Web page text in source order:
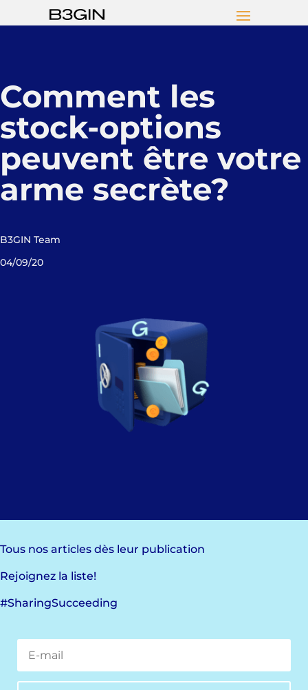
Comment les
stock-options
peuvent être votre
arme secrète?
B3GIN Team
04/09/20
Tous nos articles dès leur publication
Rejoignez la liste!
#SharingSucceeding